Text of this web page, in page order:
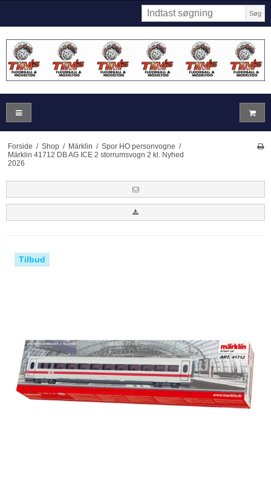
Søg
Forside / Shop / Märklin / Spor HO personvogne /
Märklin 41712 DB AG ICE 2 storrumsvogn 2 kl. Nyhed
2026
Tilbud